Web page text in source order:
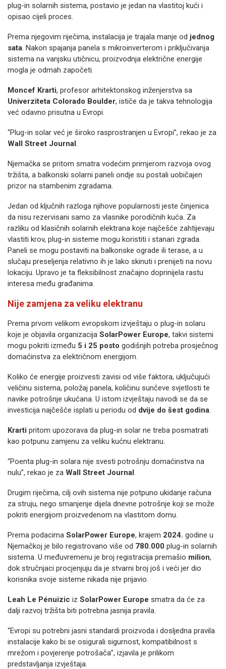
plug-in solarnih sistema, postavio je jedan na vlastitoj kući i
opisao cijeli proces.
Prema njegovim riječima, instalacija je trajala manje od jednog
sata. Nakon spajanja panela s mikroinverterom i priključivanja
sistema na vanjsku utičnicu, proizvodnja električne energije
mogla je odmah započeti.
Moncef Krarti, profesor arhitektonskog inženjerstva sa
Univerziteta Colorado Boulder, ističe da je takva tehnologija
već odavno prisutna u Evropi.
“Plug-in solar već je široko rasprostranjen u Evropi”, rekao je za
Wall Street Journal.
Njemačka se pritom smatra vodećim primjerom razvoja ovog
tržišta, a balkonski solarni paneli ondje su postali uobičajen
prizor na stambenim zgradama.
Jedan od ključnih razloga njihove popularnosti jeste činjenica
da nisu rezervisani samo za vlasnike porodičnih kuća. Za
razliku od klasičnih solarnih elektrana koje najčešće zahtijevaju
vlastiti krov, plug-in sisteme mogu koristiti i stanari zgrada.
Paneli se mogu postaviti na balkonske ograde ili terase, a u
slučaju preseljenja relativno ih je lako skinuti i prenijeti na novu
lokaciju. Upravo je ta fleksibilnost značajno doprinijela rastu
interesa među građanima.
Nije zamjena za veliku elektranu
Prema prvom velikom evropskom izvještaju o plug-in solaru
koje je objavila organizacija SolarPower Europe, takvi sistemi
mogu pokriti između 5 i 25 posto godišnjih potreba prosječnog
domaćinstva za električnom energijom.
Koliko će energije proizvesti zavisi od više faktora, uključujući
veličinu sistema, položaj panela, količinu sunčeve svjetlosti te
navike potrošnje ukućana. U istom izvještaju navodi se da se
investicija najčešće isplati u periodu od dvije do šest godina.
Krarti pritom upozorava da plug-in solar ne treba posmatrati
kao potpunu zamjenu za veliku kućnu elektranu.
“Poenta plug-in solara nije svesti potrošnju domaćinstva na
nulu”, rekao je za Wall Street Journal.
Drugim riječima, cilj ovih sistema nije potpuno ukidanje računa
za struju, nego smanjenje dijela dnevne potrošnje koji se može
pokriti energijom proizvedenom na vlastitom domu.
Prema podacima SolarPower Europe, krajem 2024. godine u
Njemačkoj je bilo registrovano više od 780.000 plug-in solarnih
sistema. U međuvremenu je broj registracija premašio milion,
dok stručnjaci procjenjuju da je stvarni broj još i veći jer dio
korisnika svoje sisteme nikada nije prijavio.
Leah Le Pénuizic iz SolarPower Europe smatra da će za
dalji razvoj tržišta biti potrebna jasnija pravila.
“Evropi su potrebni jasni standardi proizvoda i dosljedna pravila
instalacije kako bi se osigurali sigurnost, kompatibilnost s
mrežom i povjerenje potrošača”, izjavila je prilikom
predstavljanja izvještaja.